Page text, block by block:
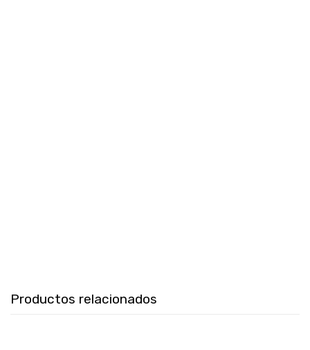
Productos relacionados